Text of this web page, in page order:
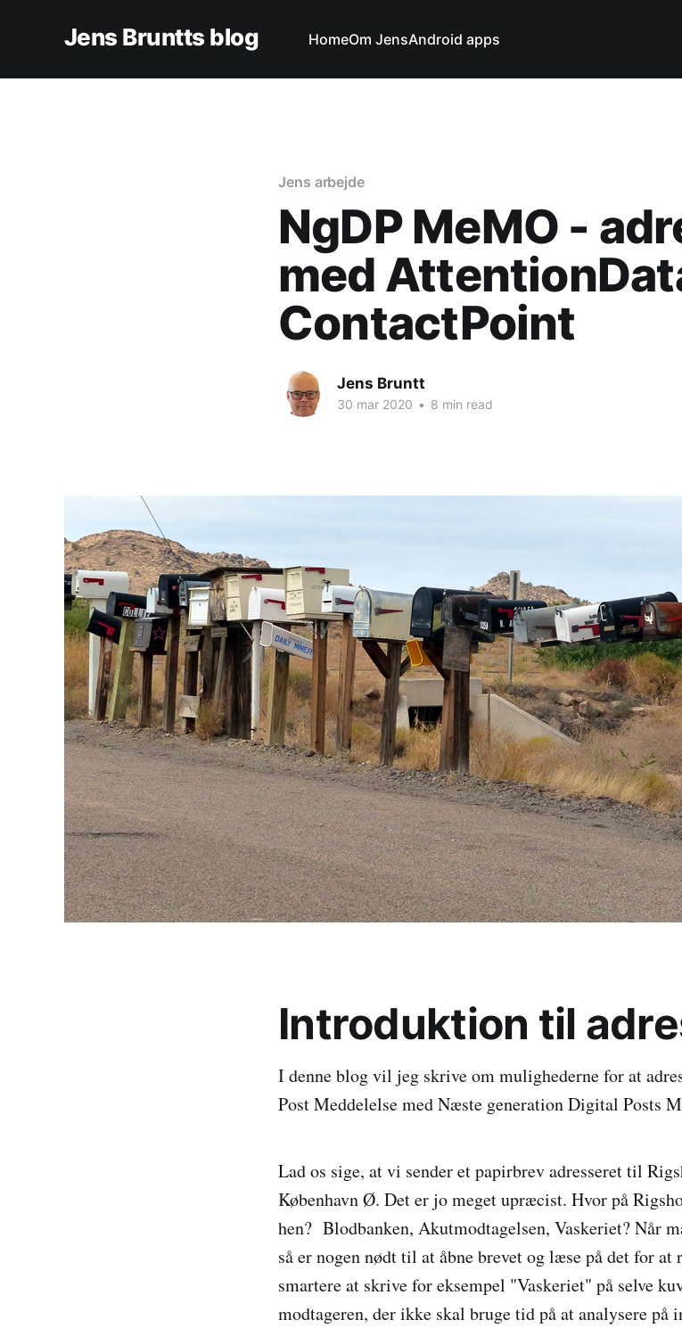
Jens Bruntts blog HomeOm JensAndroid apps
Jens arbejde
NgDP MeMO -
med
ContactPoint
Jens Bruntt
30 mar 2020 • 8 min read
Introduktion til
I denne blog vil jeg skrive om mulighederne for at
Post Meddelelse med Næste generation Digital Posts
Lad os sige, at vi sender et papirbrev adresseret til
København Ø. Det er jo meget upræcist. Hvor på
hen? Blodbanken, Akutmodtagelsen, Vaskeriet? Når
så er nogen nødt til at åbne brevet og læse på det for at
smartere at skrive for eksempel "Vaskeriet" på selve
modtageren, der ikke skal bruge tid på at analysere på